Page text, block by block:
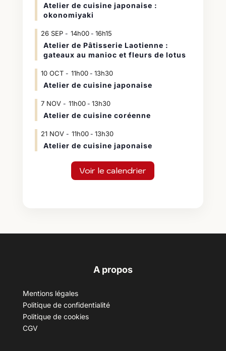
Atelier de cuisine japonaise :
okonomiyaki
26 SEP 14h00- 16h15
Atelier de Pâtisserie Laotienne :
gateaux au manioc et fleurs de lotus
10 OCT 11h00- 13h30
Atelier de cuisine japonaise
7 NOV 11h00- 13h30
Atelier de cuisine coréenne
21 NOV 11h00- 13h30
Atelier de cuisine japonaise
Voir le calendrier
A propos
Mentions légales
Politique de confidentialité
Politique de cookies
CGV